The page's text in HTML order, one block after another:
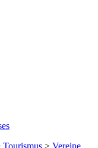
> Vereine